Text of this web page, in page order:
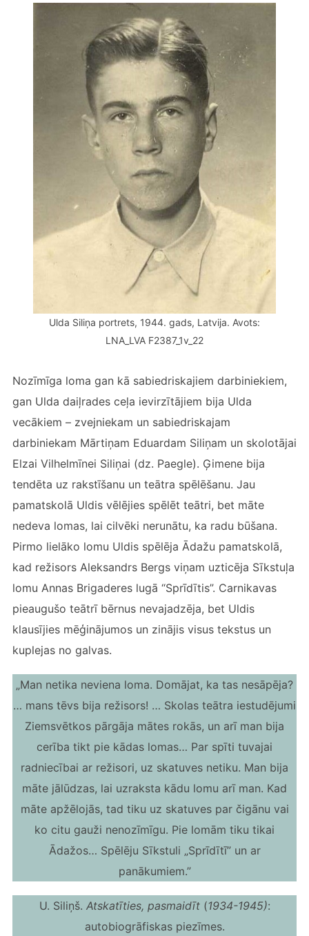
Ulda Siliņa portrets, 1944. gads, Latvija. Avots:
LNA_LVA F2387_1v_22
Nozīmīga loma gan kā sabiedriskajiem darbiniekiem,
gan Ulda daiļrades ceļa ievirzītājiem bija Ulda
vecākiem – zvejniekam un sabiedriskajam
darbiniekam Mārtiņam Eduardam Siliņam un skolotājai
Elzai Vilhelmīnei Siliņai (dz. Paegle). Ģimene bija
tendēta uz rakstīšanu un teātra spēlēšanu. Jau
pamatskolā Uldis vēlējies spēlēt teātri, bet māte
nedeva lomas, lai cilvēki nerunātu, ka radu būšana.
Pirmo lielāko lomu Uldis spēlēja Ādažu pamatskolā,
kad režisors Aleksandrs Bergs viņam uzticēja Sīkstuļa
lomu Annas Brigaderes lugā “Sprīdītis”. Carnikavas
pieaugušo teātrī bērnus nevajadzēja, bet Uldis
klausījies mēģinājumos un zinājis visus tekstus un
kuplejas no galvas.
„Man netika neviena loma. Domājat, ka tas nesāpēja?
… mans tēvs bija režisors! … Skolas teātra iestudējumi
Ziemsvētkos pārgāja mātes rokās, un arī man bija
cerība tikt pie kādas lomas… Par spīti tuvajai
radniecībai ar režisori, uz skatuves netiku. Man bija
māte jālūdzas, lai uzraksta kādu lomu arī man. Kad
māte apžēlojās, tad tiku uz skatuves par čigānu vai
ko citu gauži nenozīmīgu. Pie lomām tiku tikai
Ādažos… Spēlēju Sīkstuli „Sprīdītī” un ar
panākumiem.”
U. Siliņš. Atskatīties, pasmaidīt(1934-1945):
autobiogrāfiskas piezīmes.